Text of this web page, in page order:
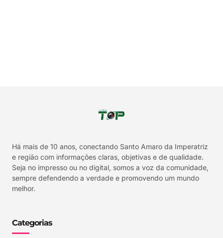
Há mais de 10 anos, conectando Santo Amaro da Imperatriz
e região com informações claras, objetivas e de qualidade.
Seja no impresso ou no digital, somos a voz da comunidade,
sempre defendendo a verdade e promovendo um mundo
melhor.
Categorias